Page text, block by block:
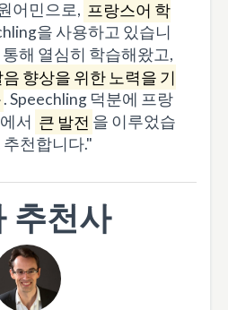
어민으로, 프랑스어 학
을 사용하고 있습니
해 열심히 학습해왔고,
향상을 위한 노력을 기
. Speechling 덕분에 프랑
서 큰 발전 을 이루었습
추천합니다."
추천사